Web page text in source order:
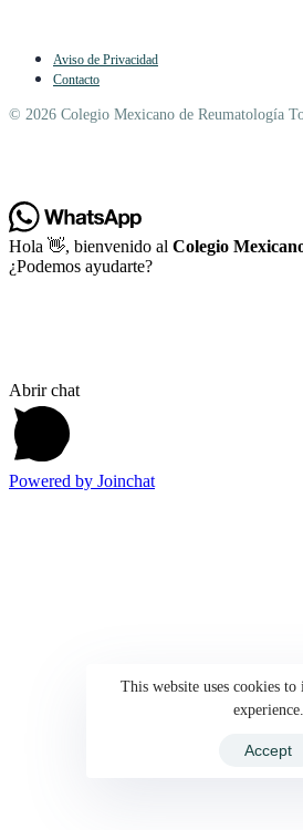
Aviso de Privacidad
Contacto
© 2026 Colegio Mexicano de Reumatología
Hola 👋, bienvenido al Colegio
¿Podemos ayudarte?
Abrir chat
Powered by Joinchat
This website uses cookies
experience.
Accept